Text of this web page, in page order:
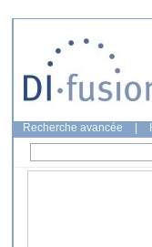
Recherche avancée